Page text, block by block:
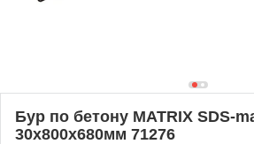
Бур по бетону MATRIX SDS-
30x800х680мм 71276